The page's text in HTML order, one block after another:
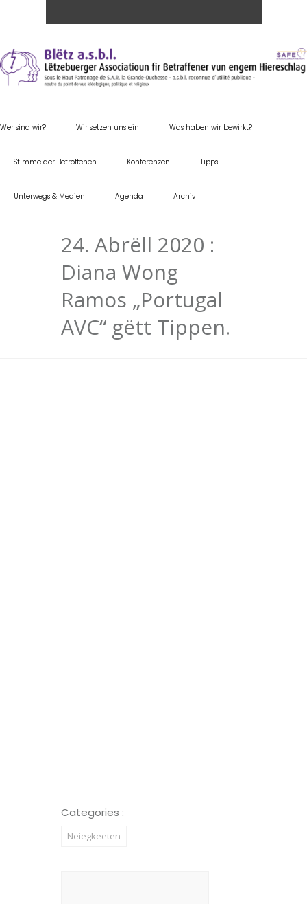
Wer sind wir? Wir setzen uns ein Was haben wir bewirkt?
Stimme der Betroffenen Konferenzen Tipps
Unterwegs & Medien Agenda Archiv
24. Abrëll 2020 :
Diana Wong
Ramos „Portugal
AVC“ gëtt Tippen.
Categories :
Neiegkeeten